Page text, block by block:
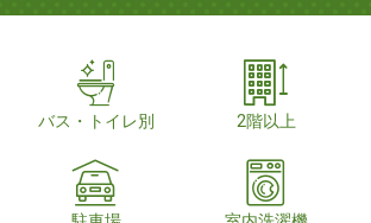
バス・トイレ別 2階以上